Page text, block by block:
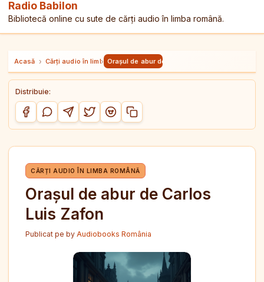
Radio Babilon
Bibliotecă online cu sute de cărți audio în limba română.
Acasă › Cărți audio în limba română
› Orașul de abur de Carlos Luis Zafon
Distribuie:
Distribuie pe Facebook
Distribuie pe WhatsApp
Distribuie pe Telegram
Distribuie pe Twitter/X
Distribuie pe Reddit
Copiază link-ul
CĂRȚI AUDIO ÎN LIMBA ROMÂNĂ
Orașul de abur de Carlos
Luis Zafon
Publicat pe by Audiobooks România